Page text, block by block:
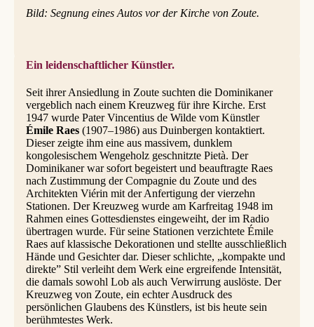
Bild: Segnung eines Autos vor der Kirche von Zoute.
Ein leidenschaftlicher Künstler.
Seit ihrer Ansiedlung in Zoute suchten die Dominikaner
vergeblich nach einem Kreuzweg für ihre Kirche. Erst
1947 wurde Pater Vincentius de Wilde vom Künstler
Émile Raes(1907–1986) aus Duinbergen kontaktiert.
Dieser zeigte ihm eine aus massivem, dunklem
kongolesischem Wengeholz geschnitzte Pietà. Der
Dominikaner war sofort begeistert und beauftragte Raes
nach Zustimmung der Compagnie du Zoute und des
Architekten Viérin mit der Anfertigung der vierzehn
Stationen. Der Kreuzweg wurde am Karfreitag 1948 im
Rahmen eines Gottesdienstes eingeweiht, der im Radio
übertragen wurde. Für seine Stationen verzichtete Émile
Raes auf klassische Dekorationen und stellte ausschließlich
Hände und Gesichter dar. Dieser schlichte, „kompakte und
direkte” Stil verleiht dem Werk eine ergreifende Intensität,
die damals sowohl Lob als auch Verwirrung auslöste. Der
Kreuzweg von Zoute, ein echter Ausdruck des
persönlichen Glaubens des Künstlers, ist bis heute sein
berühmtestes Werk.